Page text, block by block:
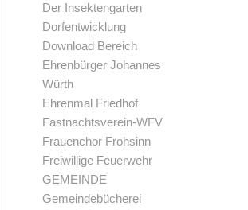
Der Insektengarten
Dorfentwicklung
Download Bereich
Ehrenbürger Johannes
Würth
Ehrenmal Friedhof
Fastnachtsverein-WFV
Frauenchor Frohsinn
Freiwillige Feuerwehr
GEMEINDE
Gemeindebücherei